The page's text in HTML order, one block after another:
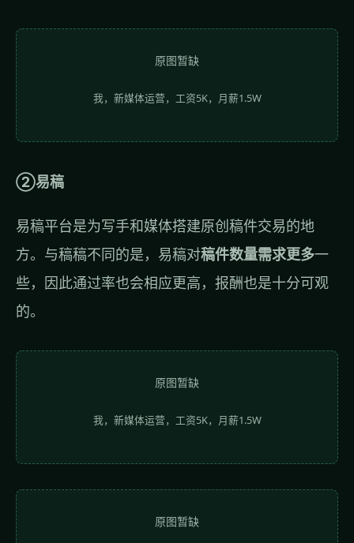
原图暂缺
我，新媒体运营，工资5K，月薪1.5W
②易稿
易稿平台是为写手和媒体搭建原创稿件交易的地
方。与稿稿不同的是，易稿对稿件数量需求更多一
些，因此通过率也会相应更高，报酬也是十分可观
的。
原图暂缺
我，新媒体运营，工资5K，月薪1.5W
原图暂缺